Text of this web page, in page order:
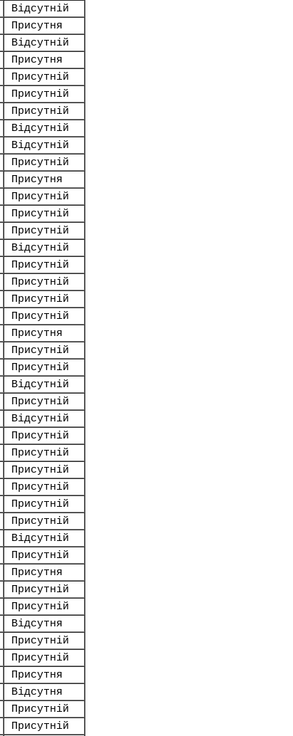
Відсутній
Присутня
Відсутній
Присутня
Присутній
Присутній
Присутній
Відсутній
Відсутній
Присутній
Присутня
Присутній
Присутній
Присутній
Відсутній
Присутній
Присутній
Присутній
Присутній
Присутня
Присутній
Присутній
Відсутній
Присутній
Відсутній
Присутній
Присутній
Присутній
Присутній
Присутній
Присутній
Відсутній
Присутній
Присутня
Присутній
Присутній
Відсутня
Присутній
Присутній
Присутня
Відсутня
Присутній
Присутній